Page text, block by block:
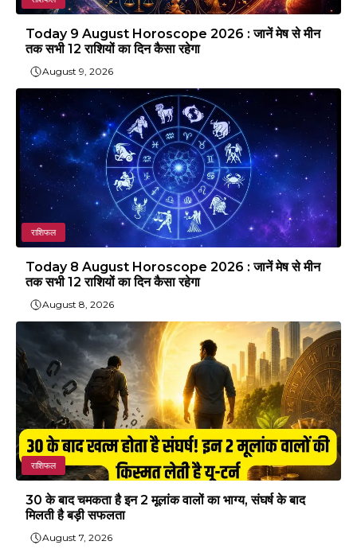
Today 9 August Horoscope 2026 : जानें मेष से मीन
तक सभी 12 राशियों का दिन कैसा रहेगा
August 9, 2026
राशिफल
Today 8 August Horoscope 2026 : जानें मेष से मीन
तक सभी 12 राशियों का दिन कैसा रहेगा
August 8, 2026
राशिफल
30 के बाद चमकता है इन 2 मूलांक वालों का भाग्य, संघर्ष के बाद
मिलती है बड़ी सफलता
August 7, 2026